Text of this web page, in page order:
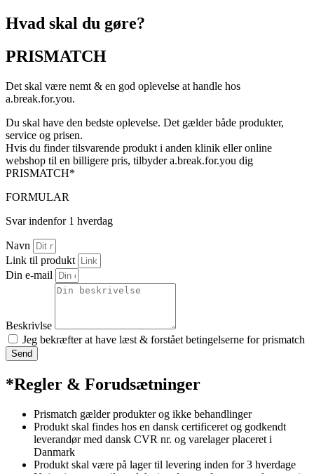
Hvad skal du gøre?
PRISMATCH
Det skal være nemt & en god oplevelse at handle hos
a.break.for.you.
Du skal have den bedste oplevelse. Det gælder både produkter,
service og prisen.
Hvis du finder tilsvarende produkt i anden klinik eller online
webshop til en billigere pris, tilbyder a.break.for.you dig
PRISMATCH*
FORMULAR
Svar indenfor 1 hverdag
Navn
Link til produkt
Din e-mail
Beskrivlse
Jeg bekræfter at have læst & forstået betingelserne for prismatch
Send
*Regler & Forudsætninger
Prismatch gælder produkter og ikke behandlinger
Produkt skal findes hos en dansk certificeret og godkendt
leverandør med dansk CVR nr. og varelager placeret i
Danmark
Produkt skal være på lager til levering inden for 3 hverdage